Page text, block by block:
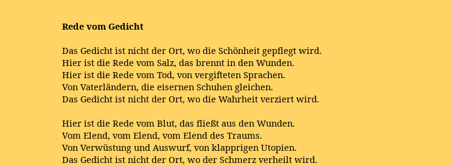
Rede vom Gedicht
Das Gedicht ist nicht der Ort, wo die Schönheit gepflegt wird.
Hier ist die Rede vom Salz, das brennt in den Wunden.
Hier ist die Rede vom Tod, von vergifteten Sprachen.
Von Vaterländern, die eisernen Schuhen gleichen.
Das Gedicht ist nicht der Ort, wo die Wahrheit verziert wird.
Hier ist die Rede vom Blut, das fließt aus den Wunden.
Vom Elend, vom Elend, vom Elend des Traums.
Von Verwüstung und Auswurf, von klapprigen Utopien.
Das Gedicht ist nicht der Ort, wo der Schmerz verheilt wird.